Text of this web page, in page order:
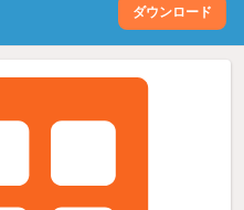
ダウンロード